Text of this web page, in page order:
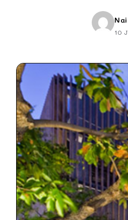
10